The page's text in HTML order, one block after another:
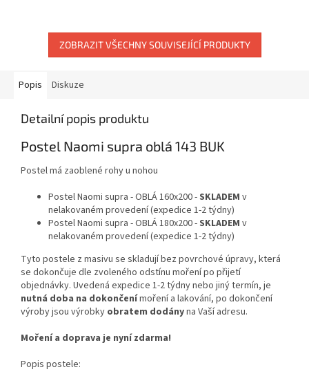
ZOBRAZIT VŠECHNY SOUVISEJÍCÍ PRODUKTY
Popis Diskuze
Detailní popis produktu
Postel Naomi supra oblá 143 BUK
Postel má zaoblené rohy u nohou
Postel Naomi supra - OBLÁ 160x200 -SKLADEM v
nelakovaném provedení (expedice 1-2 týdny)
Postel Naomi supra - OBLÁ 180x200 -SKLADEM v
nelakovaném provedení (expedice 1-2 týdny)
Tyto postele z masivu se skladují bez povrchové úpravy, která
se dokončuje dle zvoleného odstínu moření po přijetí
objednávky. Uvedená expedice 1-2 týdny nebo jiný termín, je
nutná doba na dokončenímoření a lakování, po dokončení
výroby jsou výrobky obratem dodányna Vaší adresu.
Moření a doprava je nyní zdarma!
Popis postele: